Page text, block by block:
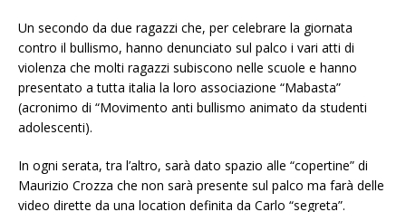
Un secondo da due ragazzi che, per celebrare la giornata
contro il bullismo, hanno denunciato sul palco i vari atti di
violenza che molti ragazzi subiscono nelle scuole e hanno
presentato a tutta italia la loro associazione “Mabasta”
(acronimo di “Movimento anti bullismo animato da studenti
adolescenti).
In ogni serata, tra l’altro, sarà dato spazio alle “copertine” di
Maurizio Crozza che non sarà presente sul palco ma farà delle
video dirette da una location definita da Carlo “segreta”.